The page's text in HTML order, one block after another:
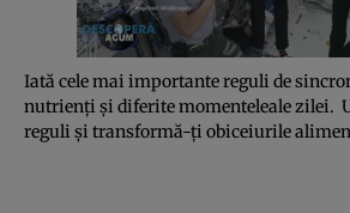
Iată cele mai importante reguli de
nutrienţi şi diferite momenteleale zilei.
reguli şi transformă-ţi obiceiurile